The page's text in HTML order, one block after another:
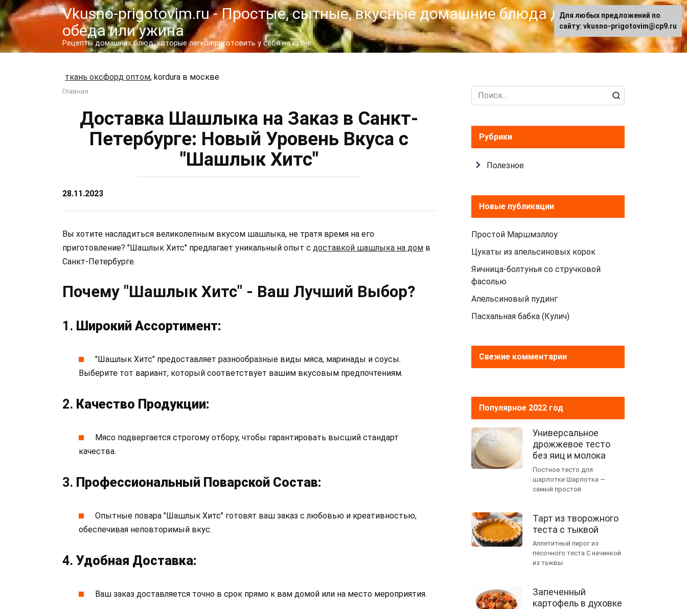
Перейти
к
контенту
Vkusno-prigotovim.ru - Простые, сытные, вкусные домашние блюда для
обеда или ужина
Рецепты домашних блюд, которые легко приготовить у себя на кухне.
ткань оксфорд оптом, kordura в москве
Главная
Доставка Шашлыка на Заказ в Санкт-
Петербурге: Новый Уровень Вкуса с
"Шашлык Хитс"
28.11.2023
Вы хотите насладиться великолепным вкусом шашлыка, не тратя время на его
приготовление? "Шашлык Хитс" предлагает уникальный опыт с доставкой шашлыка на дом в
Санкт-Петербурге.
Почему "Шашлык Хитс" - Ваш Лучший Выбор?
1. Широкий Ассортимент:
"Шашлык Хитс" предоставляет разнообразные виды мяса, маринады и соусы.
Выберите тот вариант, который соответствует вашим вкусовым предпочтениям.
2. Качество Продукции:
Мясо подвергается строгому отбору, чтобы гарантировать высший стандарт
качества.
3. Профессиональный Поварской Состав:
Опытные повара "Шашлык Хитс" готовят ваш заказ с любовью и креативностью,
обеспечивая неповторимый вкус.
4. Удобная Доставка:
Ваш заказ доставляется точно в срок прямо к вам домой или на место мероприятия.
Search
for:
Рубрики
Полезное
Новые публикации
Простой Маршмэллоу
Цукаты из апельсиновых корок
Яичница-болтунья со стручковой
фасолью
Апельсиновый пудинг
Пасхальная бабка (Кулич)
Свежие комментарии
Популярное 2022 год
Универсальное
дрожжевое тесто
без яиц и молока
Постное тесто для
шарлотки Шарлотка —
самый простой
Тарт из творожного
теста с тыквой
Аппетитный пирог из
песочного теста С начинкой
из тыквы
Запеченный
картофель в духовке
Для любых предложений по
сайту: vkusno-prigotovim@cp9.ru